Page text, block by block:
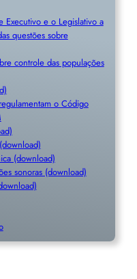
e o Legislativo a
questões sobre
controle das populações
o Código
(download)
sonoras (download)